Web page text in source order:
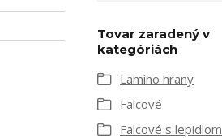
Tovar zaradený v
kategóriách
Lamino hrany
Falcové
Falcové s lepidlom